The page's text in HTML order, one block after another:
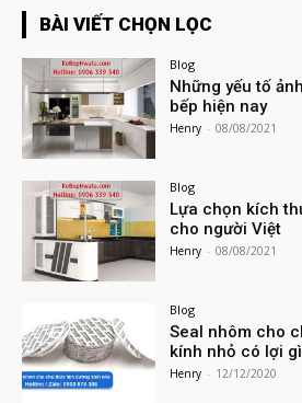
BÀI VIẾT CHỌN LỌC
Blog
Những yếu tố
bếp hiện nay
Henry - 08/08/2021
Blog
Lựa chọn kích
cho người Việt
Henry - 08/08/2021
Blog
Seal nhôm cho
kính nhỏ có lợi
Henry - 12/12/2020